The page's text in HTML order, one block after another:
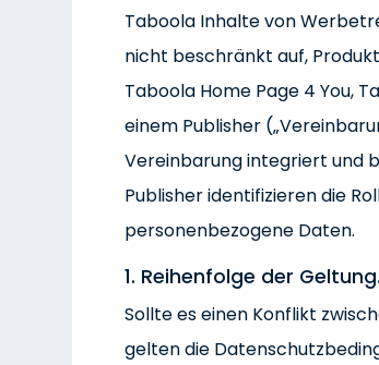
Taboola Inhalte von
nicht beschränkt auf,
Taboola Home Page 4 You,
einem Publisher
Vereinbarung integriert und
Publisher identifizieren die
personenbezogene Daten.
1. Reihenfolge der Geltung.
Sollte es einen Konflikt
gelten die